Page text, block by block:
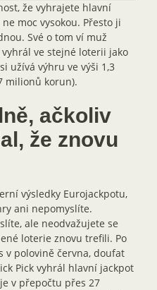
že vyhrajete hlavní
moc vysokou. Přesto ji
Své o tom ví muž
ve stejné loterii jako
užívá výhru ve výši 1,3
milionů korun).
ačkoliv
že znovu
výsledky Eurojackpotu,
ani nepomyslíte.
ale neodvažujete se
loterie znovu trefili. Po
v polovině června, doufat
Pick vyhrál hlavní jackpot
v přepočtu přes 27